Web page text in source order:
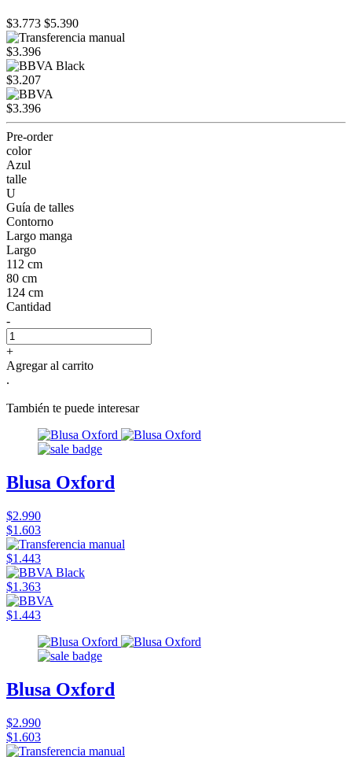
$3.773 $5.390
$3.396
$3.207
$3.396
Pre-order
color
Azul
talle
U
Guía de talles
Contorno
Largo manga
Largo
112 cm
80 cm
124 cm
Cantidad
-
+
Agregar al carrito
.
También te puede interesar
Blusa Oxford
$2.990
$1.603
$1.443
$1.363
$1.443
Blusa Oxford
$2.990
$1.603